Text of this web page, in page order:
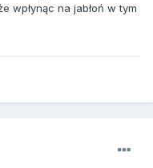
wpłynąc na jabłoń w tym